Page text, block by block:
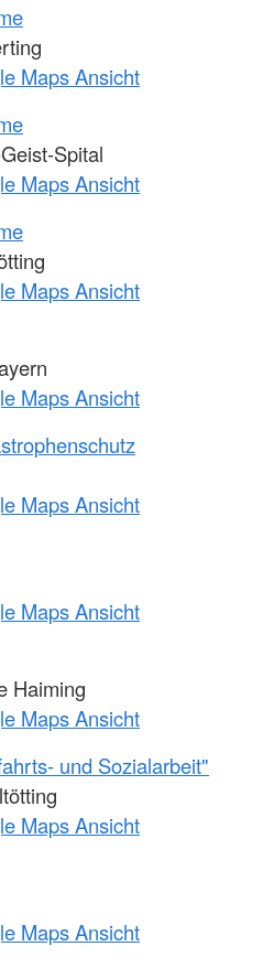
Maps Ansicht
Spital
Maps Ansicht
Maps Ansicht
Maps Ansicht
Maps Ansicht
Maps Ansicht
Haiming
Maps Ansicht
und Sozialarbeit"
Maps Ansicht
Maps Ansicht